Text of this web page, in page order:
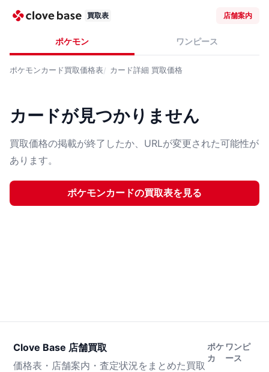
買取表 店舗案内
ポケモン ワンピース
ポケモンカード買取価格表 カード詳細 買取価格
カードが見つかりません
買取価格の掲載が終了したか、URLが変更された可能性が
あります。
ポケモンカードの買取表を見る
Clove Base 店舗買取
価格表・店舗案内・査定状況をまとめた買取
ポケ
カ
ワンピ
ース